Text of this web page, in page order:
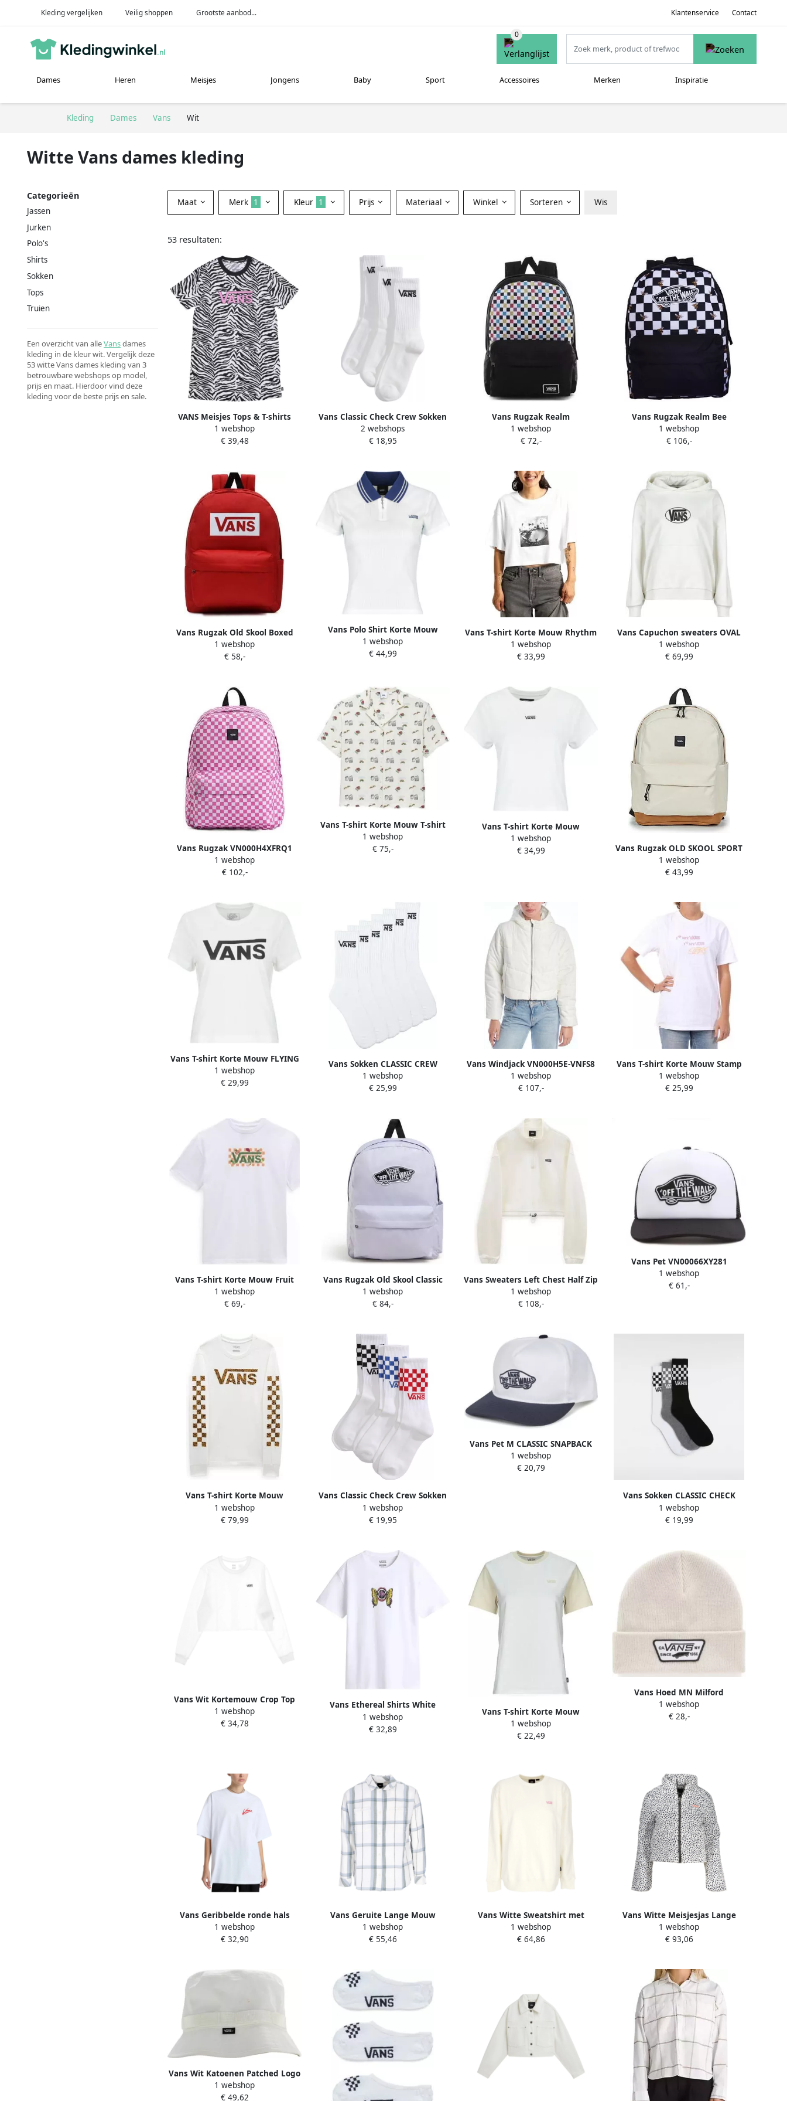
Kleding vergelijken Veilig shoppen Grootste aanbod... Klantenservice Contact
Dames Heren Meisjes Jongens Baby Sport Accessoires Merken Inspiratie
Kleding Dames Vans Wit
Witte Vans dames kleding
Categorieën
Jassen
Jurken
Polo's
Shirts
Sokken
Tops
Truien
Een overzicht van alleVansdames
kleding in de kleur wit. Vergelijk deze
53 witte Vans dames kleding van 3
betrouwbare webshops op model,
prijs en maat. Hierdoor vind deze
kleding voor de beste prijs en sale.
Maat Merk 1 Kleur 1 Prijs Materiaal Winkel Sorteren Wis
53 resultaten:
VANS Meisjes Tops & T-shirts
Zebra Daze Relaxed Tee Dress
White Wit-170
1 webshop
€ 39,48
Vans Classic Check Crew Sokken
Senior (3-pack)
2 webshops
€ 18,95
Vans Rugzak Realm
1 webshop
€ 72,-
Vans Rugzak Realm Bee
Checkerboard
1 webshop
€ 106,-
Vans Rugzak Old Skool Boxed
1 webshop
€ 58,-
Vans Polo Shirt Korte Mouw
PRISCILLA POLO SS TOP
1 webshop
€ 44,99
Vans T-shirt Korte Mouw Rhythm
Relaxed Crop Ss
1 webshop
€ 33,99
Vans Capuchon sweaters OVAL
LOGO RELAXED PULLOVER
1 webshop
€ 69,99
Vans Rugzak VN000H4XFRQ1
1 webshop
€ 102,-
Vans T-shirt Korte Mouw T-shirt
Anaheim Sidewall Buttondown
1 webshop
€ 75,-
Vans T-shirt Korte Mouw
CAMERON SS TEE
1 webshop
€ 34,99
Vans Rugzak OLD SKOOL SPORT
BACKPACK 22L
1 webshop
€ 43,99
Vans T-shirt Korte Mouw FLYING
V CREW SS TEE
1 webshop
€ 29,99
Vans Sokken CLASSIC CREW
1 webshop
€ 25,99
Vans Windjack VN000H5E-VNFS8
1 webshop
€ 107,-
Vans T-shirt Korte Mouw Stamp
Logo Ss Tee
1 webshop
€ 25,99
Vans T-shirt Korte Mouw Fruit
Checkerboard Box Logo
1 webshop
€ 69,-
Vans Rugzak Old Skool Classic
1 webshop
€ 84,-
Vans Sweaters Left Chest Half Zip
1 webshop
€ 108,-
Vans Pet VN00066XY281
1 webshop
€ 61,-
Vans T-shirt Korte Mouw
Animash Ls Bff
1 webshop
€ 79,99
Vans Classic Check Crew Sokken
Senior (3-pack)
1 webshop
€ 19,95
Vans Pet M CLASSIC SNAPBACK
1 webshop
€ 20,79
Vans Sokken CLASSIC CHECK
CREW (3 paar)
1 webshop
€ 19,99
Vans Wit Kortemouw Crop Top
Tee White Dames
1 webshop
€ 34,78
Vans Ethereal Shirts White
Dames
1 webshop
€ 32,89
Vans T-shirt Korte Mouw
COLORBLOCK BFF TEE
1 webshop
€ 22,49
Vans Hoed MN Milford
1 webshop
€ 28,-
Vans Geribbelde ronde hals
bedrukt T-shirt White Dames
1 webshop
€ 32,90
Vans Geruite Lange Mouw
Flanellen Shirt Wit White Dames
1 webshop
€ 55,46
Vans Witte Sweatshirt met
Geborduurd Logo White Dames
1 webshop
€ 64,86
Vans Witte Meisjesjas Lange
Mouw Geborduurd White Heren
1 webshop
€ 93,06
Vans Wit Katoenen Patched Logo
T-shirt White Unisex
1 webshop
€ 49,62